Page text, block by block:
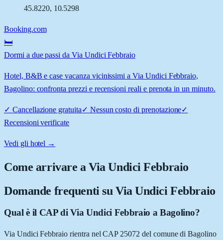
45.8220, 10.5298
Booking.com
🛏️
Dormi a due passi da Via Undici Febbraio
Hotel, B&B e case vacanza vicinissimi a Via Undici Febbraio,
Bagolino: confronta prezzi e recensioni reali e prenota in un minuto.
✓ Cancellazione gratuita✓ Nessun costo di prenotazione✓
Recensioni verificate
Vedi gli hotel →
Come arrivare aVia Undici Febbraio
Domande frequenti su Via Undici Febbraio
Qual è il CAP di Via Undici Febbraio a Bagolino?
Via Undici Febbraio rientra nel CAP 25072 del comune di Bagolino